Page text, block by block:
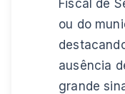
Fiscal de
ou do
ausência
grande